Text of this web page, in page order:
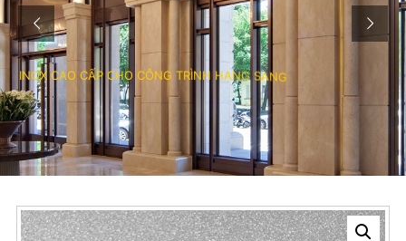
INOX CAO CẤP CHO CÔNG TRÌNH HẠNG SANG